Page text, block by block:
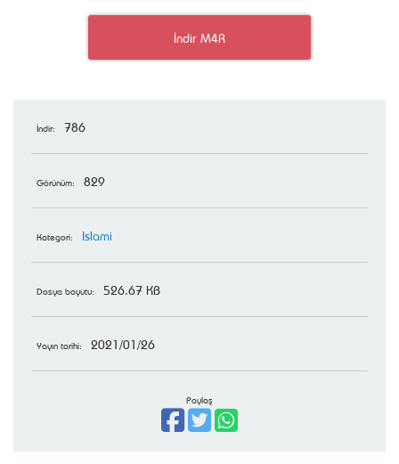
İndir M4R
İndir: 786
Görünüm: 829
Kategori: Islami
Dosya boyutu: 526.67 KB
Yayın tarihi: 2021/01/26
Paylaş